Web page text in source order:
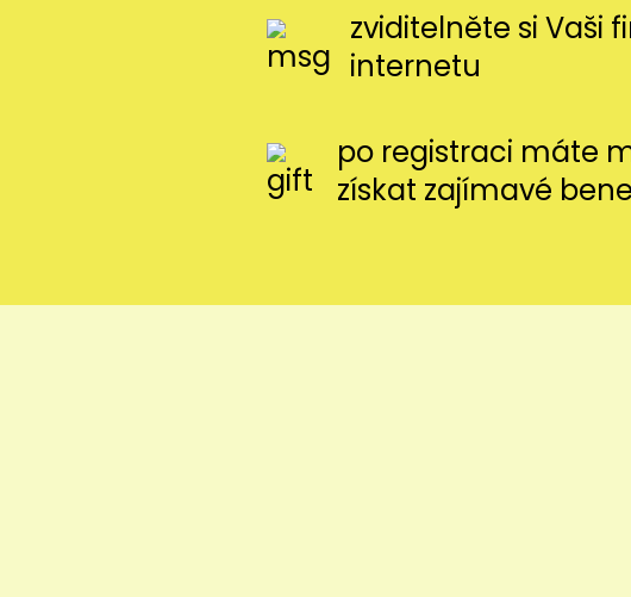
zviditelněte si Vaši
internetu
po registraci máte
získat zajímavé